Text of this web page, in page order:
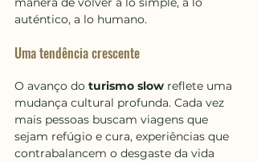
auténtico, a lo humano.
Uma tendência crescente
O avanço do turismo slow reflete uma
mudança cultural profunda. Cada vez
mais pessoas buscam viagens que
sejam refúgio e cura, experiências que
contrabalancem o desgaste da vida